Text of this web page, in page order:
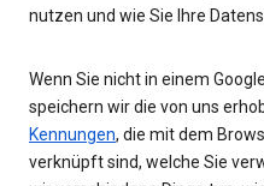
nutzen und wie Sie Ihre
Wenn Sie nicht in einem
speichern wir die von uns
Kennungen, die mit dem
verknüpft sind, welche Sie